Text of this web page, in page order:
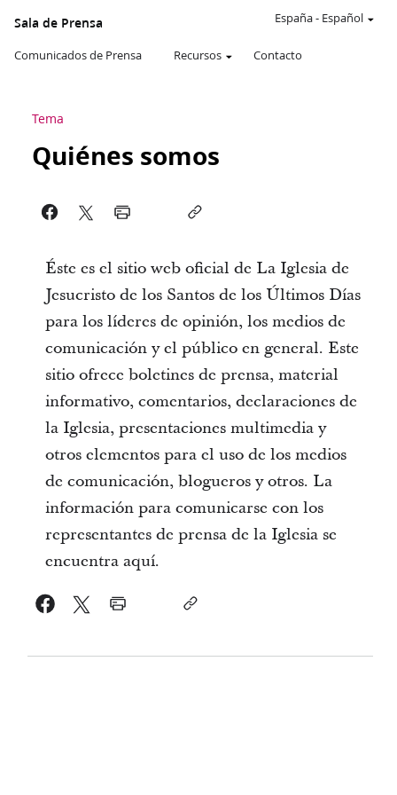
Sala de Prensa
Comunicados de Prensa Recursos Contacto
España- Español
Tema
Quiénes somos
Éste es el sitio web oficial de La Iglesia de
Jesucristo de los Santos de los Últimos Días
para los líderes de opinión, los medios de
comunicación y el público en general. Este
sitio ofrece boletines de prensa, material
informativo, comentarios, declaraciones de
la Iglesia, presentaciones multimedia y
otros elementos para el uso de los medios
de comunicación, blogueros y otros. La
información para comunicarse con los
representantes de prensa de la Iglesia se
encuentra aquí.